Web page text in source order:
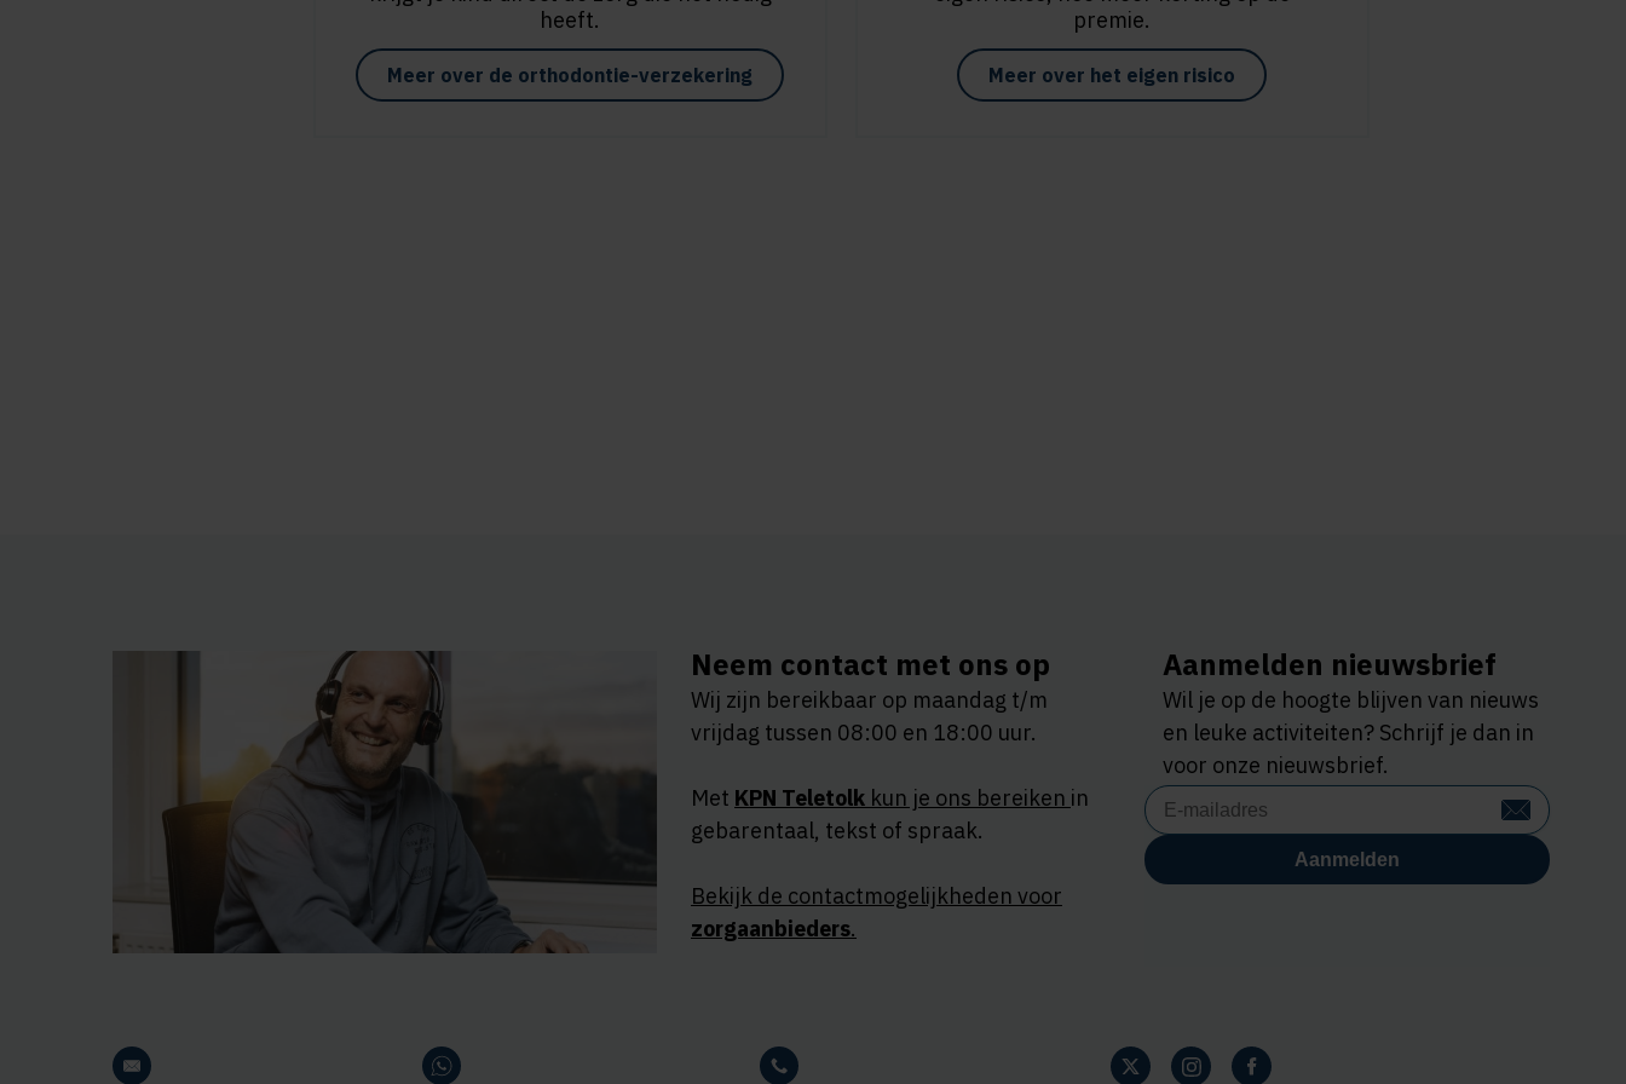
heeft.
Meer over de orthodontie-verzekering
premie.
Meer over het eigen risico
Neem contact met ons op
Wij zijn bereikbaar op maandag t/m
vrijdag tussen 08:00 en 18:00 uur.
Met KPN Teletolk kun je ons bereiken in
gebarentaal, tekst of spraak.
Bekijk de contactmogelijkheden voor
zorgaanbieders.
Aanmelden nieuwsbrief
Wil je op de hoogte blijven van nieuws
en leuke activiteiten? Schrijf je dan in
voor onze nieuwsbrief.